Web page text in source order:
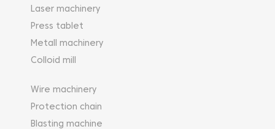
Laser machinery
Press tablet
Metall machinery
Colloid mill
Wire machinery
Protection chain
Blasting machine